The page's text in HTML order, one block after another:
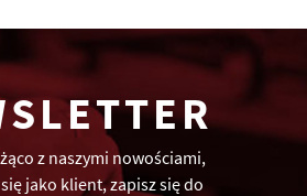
z naszymi nowościami,
jako klient, zapisz się do